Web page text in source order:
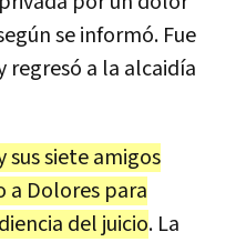
se informó. Fue
regresó a la alcaidía
sus siete amigos
a Dolores para
del juicio. La